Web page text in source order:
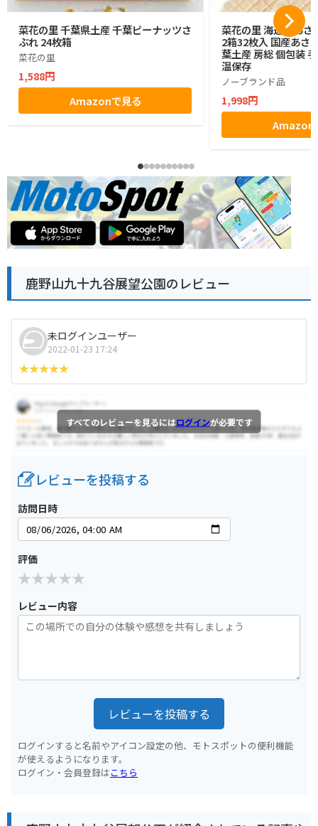
菜花の里 千葉県土産 千葉ピーナッツさ
ぶれ 24枚箱
菜花の里
1,588円
Amazonで見る
菜花の里 海辺のあさ
2箱32枚入 国産あさ
葉土産 房総 個包装
温保存
ノーブランド品
1,998円
Amazon
鹿野山九十九谷展望公園のレビュー
未ログインユーザー
2022-01-23 17:24
すべてのレビューを見るにはログインが必要です
レビューを投稿する
訪問日時
評価
レビュー内容
レビューを投稿する
ログインすると名前やアイコン設定の他、モトスポットの便利機能
が使えるようになります。
ログイン・会員登録はこちら